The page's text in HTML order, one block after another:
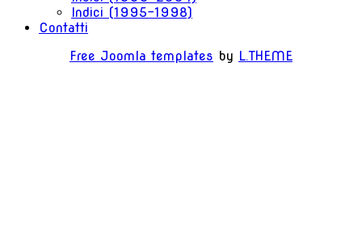
Indici (1995-1998)
Contatti
Free Joomla templates by L.THEME